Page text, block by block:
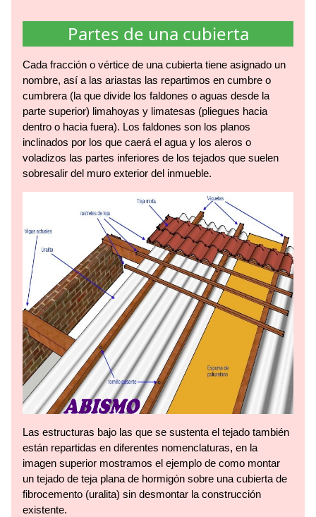
Partes de una cubierta
Cada fracción o vértice de una cubierta tiene asignado un
nombre, así a las ariastas las repartimos en cumbre o
cumbrera (la que divide los faldones o aguas desde la
parte superior) limahoyas y limatesas (pliegues hacia
dentro o hacia fuera). Los faldones son los planos
inclinados por los que caerá el agua y los aleros o
voladizos las partes inferiores de los tejados que suelen
sobresalir del muro exterior del inmueble.
Las estructuras bajo las que se sustenta el tejado también
están repartidas en diferentes nomenclaturas, en la
imagen superior mostramos el ejemplo de como montar
un tejado de teja plana de hormigón sobre una cubierta de
fibrocemento (uralita) sin desmontar la construcción
existente.